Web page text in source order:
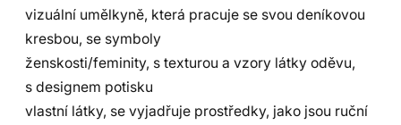
vizuální umělkyně, která pracuje se svou deníkovou
kresbou, se symboly
ženskosti/feminity, s texturou a vzory látky oděvu,
s designem potisku
vlastní látky, se vyjadřuje prostředky, jako jsou ruční